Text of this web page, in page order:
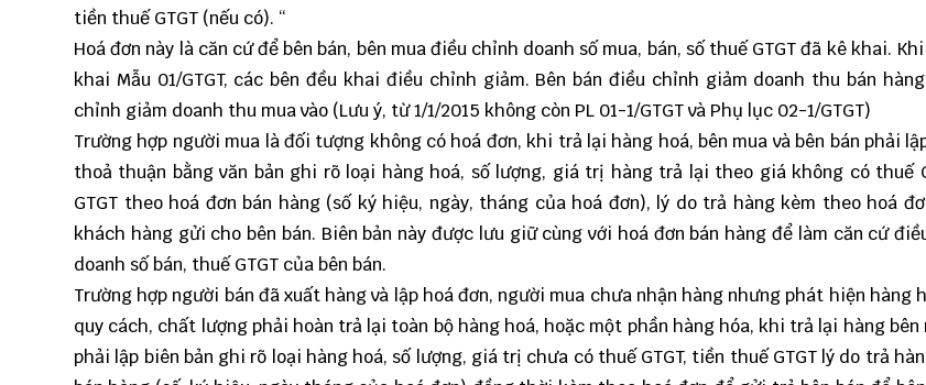
tiền thuế GTGT (nếu có). “
Hoá đơn này là căn cứ để bên bán, bên mua điều chỉnh doanh số mua, bán, số thuế GTGT đã kê khai.
khai Mẫu 01/GTGT, các bên đều khai điều chỉnh giảm. Bên bán điều chỉnh giảm doanh thu bán
chỉnh giảm doanh thu mua vào (Lưu ý, từ 1/1/2015 không còn PL 01-1/GTGT và Phụ lục 02-1/GTGT)
Trường hợp người mua là đối tượng không có hoá đơn, khi trả lại hàng hoá, bên mua và bên bán phải
thoả thuận bằng văn bản ghi rõ loại hàng hoá, số lượng, giá trị hàng trả lại theo giá không có thuế
GTGT theo hoá đơn bán hàng (số ký hiệu, ngày, tháng của hoá đơn), lý do trả hàng kèm theo hoá
khách hàng gửi cho bên bán. Biên bản này được lưu giữ cùng với hoá đơn bán hàng để làm căn cứ
doanh số bán, thuế GTGT của bên bán.
Trường hợp người bán đã xuất hàng và lập hoá đơn, người mua chưa nhận hàng nhưng phát hiện hàng
quy cách, chất lượng phải hoàn trả lại toàn bộ hàng hoá, hoặc một phần hàng hóa, khi trả lại hàng bên
phải lập biên bản ghi rõ loại hàng hoá, số lượng, giá trị chưa có thuế GTGT, tiền thuế GTGT lý do trả